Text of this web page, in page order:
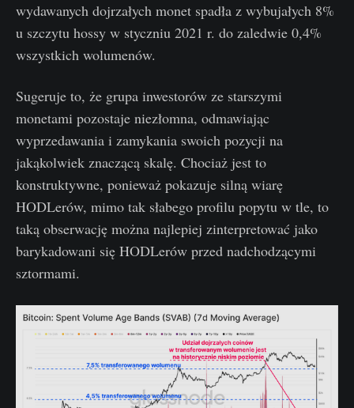
wydawanych dojrzałych monet spadła z wybujałych 8%
u szczytu hossy w styczniu 2021 r. do zaledwie 0,4%
wszystkich wolumenów.
Sugeruje to, że grupa inwestorów ze starszymi
monetami pozostaje niezłomna, odmawiając
wyprzedawania i zamykania swoich pozycji na
jakąkolwiek znaczącą skalę. Chociaż jest to
konstruktywne, ponieważ pokazuje silną wiarę
HODLerów, mimo tak słabego profilu popytu w tle, to
taką obserwację można najlepiej zinterpretować jako
barykadowani się HODLerów przed nadchodzącymi
sztormami.